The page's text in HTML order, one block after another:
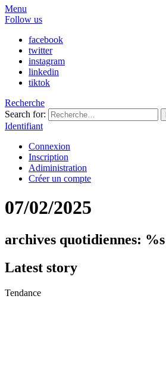
Menu
Follow us
facebook
twitter
instagram
linkedin
tiktok
Recherche
Search for:
Identifiant
Connexion
Inscription
Adiministration
Créer un compte
07/02/2025
archives quotidiennes: %s
Latest story
Tendance